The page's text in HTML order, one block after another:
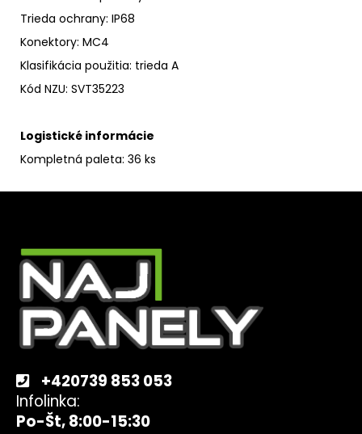
Trieda ochrany: IP68
Konektory: MC4
Klasifikácia použitia: trieda A
Kód NZU: SVT35223
Logistické informácie
Kompletná paleta: 36 ks
+420739 853 053
Infolinka:
Po-Št, 8:00-15:30